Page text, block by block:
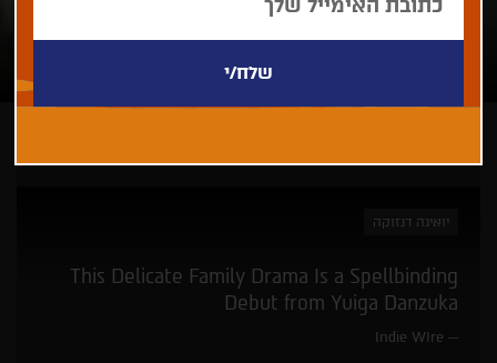
יואיגה דנזוקה
This Delicate Family Drama Is a Spellbinding
Debut from Yuiga Danzuka
Indie WIre